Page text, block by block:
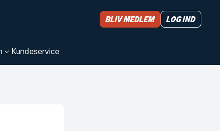
Kundeservice
Bliv medlem Log ind